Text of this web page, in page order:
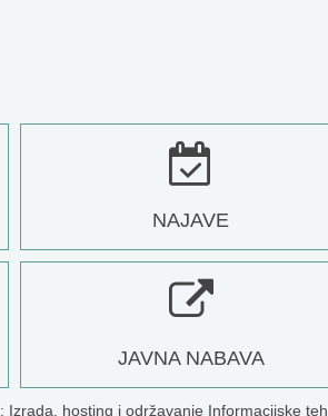
NAJAVE
JAVNA NABAVA
; Izrada, hosting i održavanje Informacijske